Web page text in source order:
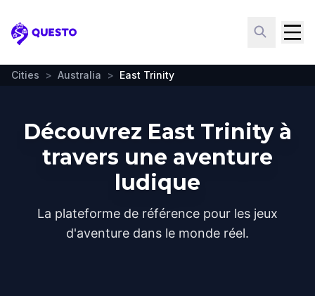
Questo
Cities > Australia > East Trinity
Découvrez East Trinity à
travers une aventure
ludique
La plateforme de référence pour les jeux
d'aventure dans le monde réel.